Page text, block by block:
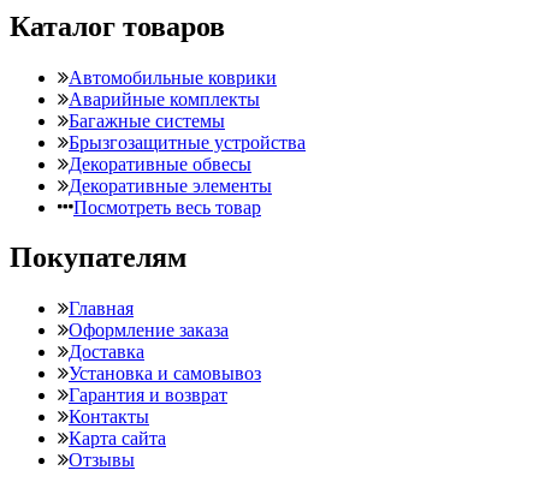
Каталог товаров
Автомобильные коврики
Аварийные комплекты
Багажные системы
Брызгозащитные устройства
Декоративные обвесы
Декоративные элементы
Посмотреть весь товар
Покупателям
Главная
Оформление заказа
Доставка
Установка и самовывоз
Гарантия и возврат
Контакты
Карта сайта
Отзывы